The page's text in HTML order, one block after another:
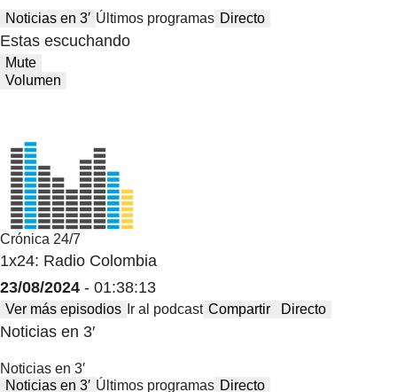
Noticias en 3′ Últimos programas Directo
Estas escuchando
Mute
Volumen
Crónica 24/7
1x24: Radio Colombia
23/08/2024 - 01:38:13
Ver más episodios Ir al podcast Compartir Directo
Noticias en 3′
Noticias en 3′
Noticias en 3′ Últimos programas Directo